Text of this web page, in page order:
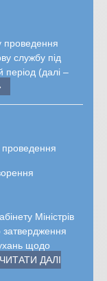
проведення
службу під
період (далі –
Міністрів
щодо
ЧИТАТИ ДАЛІ